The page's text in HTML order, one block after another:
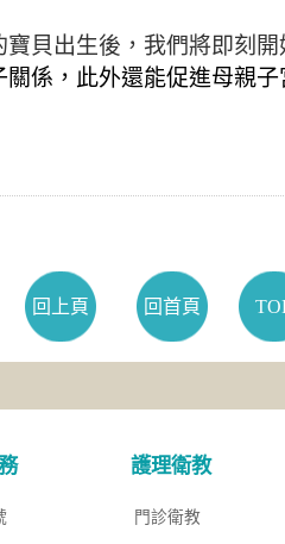
貝出生後，我們將即刻開
係，此外還能促進母親子
回上頁 回首頁
護理衛教
門診衛教